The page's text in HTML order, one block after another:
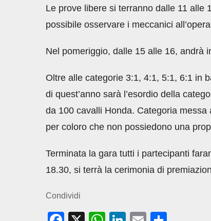
Le prove libere si terranno dalle 11 alle
possibile osservare i meccanici
Nel pomeriggio, dalle 15 alle 16, andrà
Oltre alle categorie 3:1, 4:1, 5:1, 6:1 in
di quest’anno sarà l’esordio della
da 100 cavalli Honda. Categoria
per coloro che non possiedono una
Terminata la gara tutti i partecipanti
18.30, si terrà la cerimonia di
Condividi